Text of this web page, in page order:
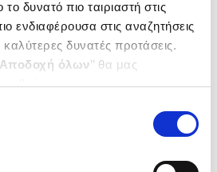
δυνατό πιο ταιριαστή στις
ενδιαφέρουσα στις αναζητήσεις
δυνατές προτάσεις.
Αποδοχή όλων’’ θα μας
στα παραπάνω.
από τα παρακάτω με την
΄΄και να ενημερωθείτε σχετικά με